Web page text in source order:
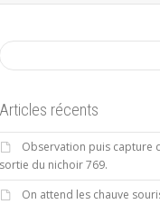
Articles récents
Observation puis capture
sortie du nichoir 769.
On attend les chauve